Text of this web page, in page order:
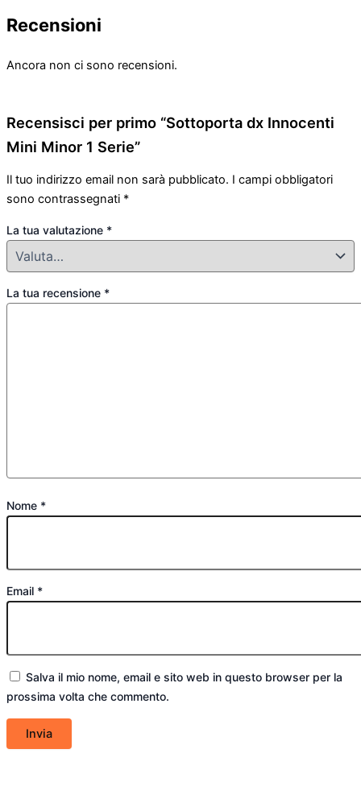
Recensioni
Ancora non ci sono recensioni.
Recensisci per primo “Sottoporta dx Innocenti
Mini Minor 1 Serie”
Il tuo indirizzo email non sarà pubblicato. I campi obbligatori
sono contrassegnati *
La tua valutazione *
La tua recensione *
Nome *
Email *
Salva il mio nome, email e sito web in questo browser per la
prossima volta che commento.